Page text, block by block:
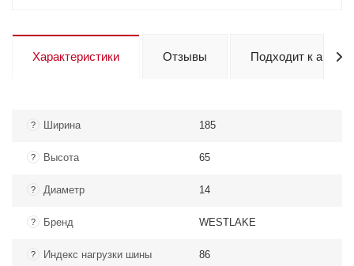
Характеристики Отзывы Подходит к авто
? Ширина 185
? Высота 65
? Диаметр 14
? Бренд WESTLAKE
? Индекс нагрузки шины 86